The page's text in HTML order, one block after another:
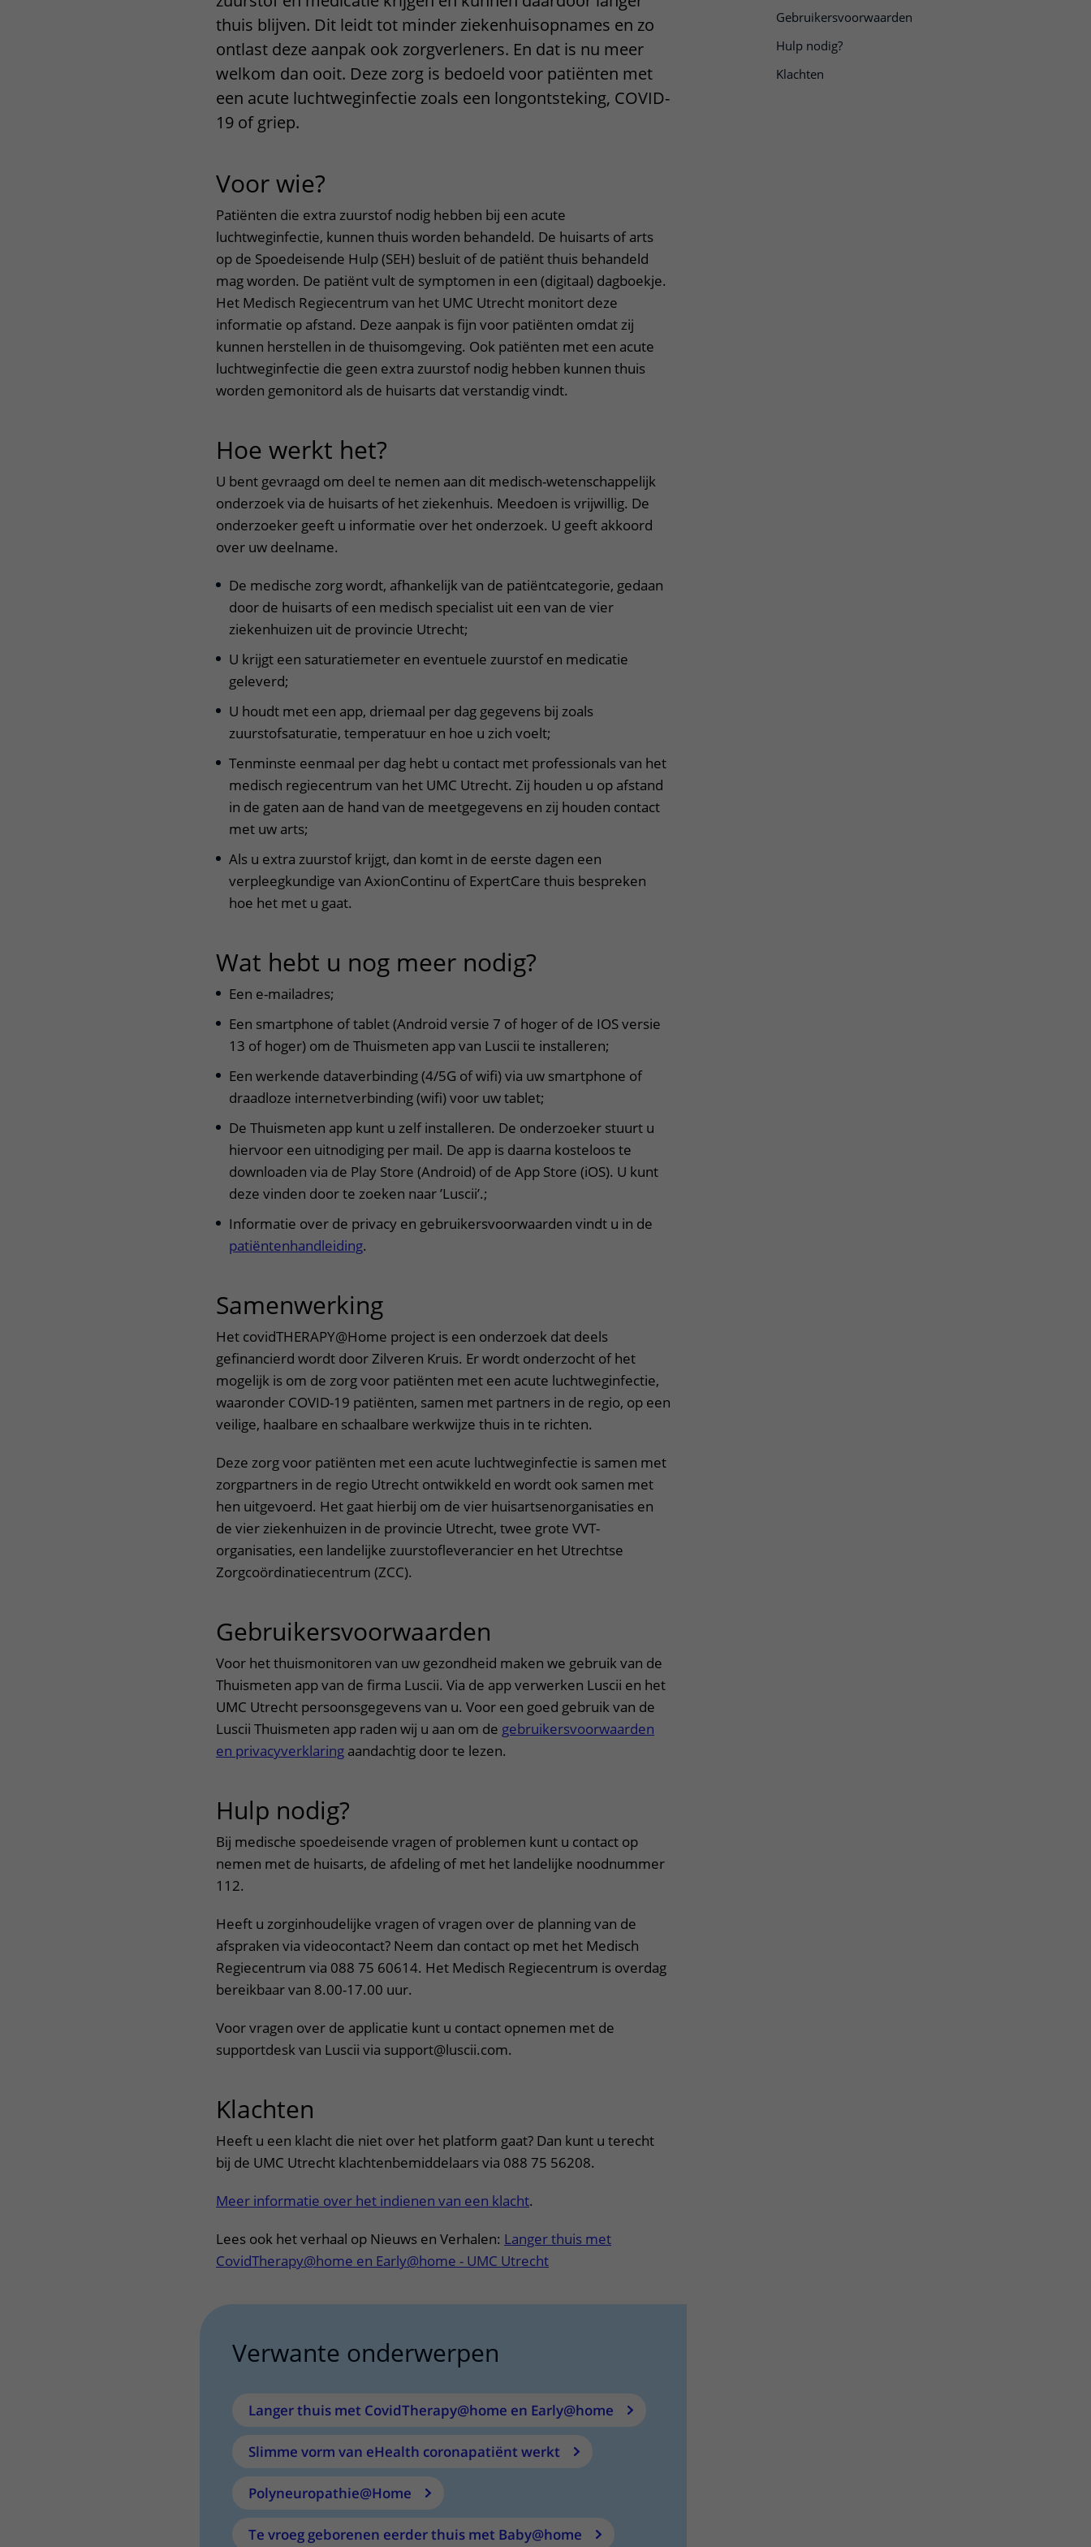
Bezoektijden
Wijzigen patiëntgegevens
Contact met verpleegafdeling
Het Wilhelmina
Kinderziekenhuis
Gebruikersvoorwaarden
Hulp nodig?
Klachten
thuis blijven. Dit leidt tot minder ziekenhuisopnames en zo
ontlast deze aanpak ook zorgverleners. En dat is nu meer
welkom dan ooit. Deze zorg is bedoeld voor patiënten met
een acute luchtweginfectie zoals een longontsteking, COVID-
19 of griep.
Voor wie?
Patiënten die extra zuurstof nodig hebben bij een acute
luchtweginfectie, kunnen thuis worden behandeld. De huisarts of arts
op de Spoedeisende Hulp (SEH) besluit of de patiënt thuis behandeld
mag worden. De patiënt vult de symptomen in een (digitaal) dagboekje.
Het Medisch Regiecentrum van het UMC Utrecht monitort deze
informatie op afstand. Deze aanpak is fijn voor patiënten omdat zij
kunnen herstellen in de thuisomgeving. Ook patiënten met een acute
luchtweginfectie die geen extra zuurstof nodig hebben kunnen thuis
worden gemonitord als de huisarts dat verstandig vindt.
Hoe werkt het?
U bent gevraagd om deel te nemen aan dit medisch-wetenschappelijk
onderzoek via de huisarts of het ziekenhuis. Meedoen is vrijwillig. De
onderzoeker geeft u informatie over het onderzoek. U geeft akkoord
over uw deelname.
De medische zorg wordt, afhankelijk van de patiëntcategorie, gedaan
door de huisarts of een medisch specialist uit een van de vier
ziekenhuizen uit de provincie Utrecht;
U krijgt een saturatiemeter en eventuele zuurstof en medicatie
geleverd;
U houdt met een app, driemaal per dag gegevens bij zoals
zuurstofsaturatie, temperatuur en hoe u zich voelt;
Tenminste eenmaal per dag hebt u contact met professionals van het
medisch regiecentrum van het UMC Utrecht. Zij houden u op afstand
in de gaten aan de hand van de meetgegevens en zij houden contact
met uw arts;
Als u extra zuurstof krijgt, dan komt in de eerste dagen een
verpleegkundige van AxionContinu of ExpertCare thuis bespreken
hoe het met u gaat.
Wat hebt u nog meer nodig?
Een e-mailadres;
Een smartphone of tablet (Android versie 7 of hoger of de IOS versie
13 of hoger) om de Thuismeten app van Luscii te installeren;
Een werkende dataverbinding (4/5G of wifi) via uw smartphone of
draadloze internetverbinding (wifi) voor uw tablet;
De Thuismeten app kunt u zelf installeren. De onderzoeker stuurt u
hiervoor een uitnodiging per mail. De app is daarna kosteloos te
downloaden via de Play Store (Android) of de App Store (iOS). U kunt
deze vinden door te zoeken naar ’Luscii’.;
Informatie over de privacy en gebruikersvoorwaarden vindt u in de
patiëntenhandleiding.
Samenwerking
Het covidTHERAPY@Home project is een onderzoek dat deels
gefinancierd wordt door Zilveren Kruis. Er wordt onderzocht of het
mogelijk is om de zorg voor patiënten met een acute luchtweginfectie,
waaronder COVID-19 patiënten, samen met partners in de regio, op een
veilige, haalbare en schaalbare werkwijze thuis in te richten.
Deze zorg voor patiënten met een acute luchtweginfectie is samen met
zorgpartners in de regio Utrecht ontwikkeld en wordt ook samen met
hen uitgevoerd. Het gaat hierbij om de vier huisartsenorganisaties en
de vier ziekenhuizen in de provincie Utrecht, twee grote VVT-
organisaties, een landelijke zuurstofleverancier en het Utrechtse
Zorgcoördinatiecentrum (ZCC).
Gebruikersvoorwaarden
Voor het thuismonitoren van uw gezondheid maken we gebruik van de
Thuismeten app van de firma Luscii. Via de app verwerken Luscii en het
UMC Utrecht persoonsgegevens van u. Voor een goed gebruik van de
Luscii Thuismeten app raden wij u aan om de gebruikersvoorwaarden
en privacyverklaring aandachtig door te lezen.
Hulp nodig?
Bij medische spoedeisende vragen of problemen kunt u contact op
nemen met de huisarts, de afdeling of met het landelijke noodnummer
112.
Heeft u zorginhoudelijke vragen of vragen over de planning van de
afspraken via videocontact? Neem dan contact op met het Medisch
Regiecentrum via 088 75 60614. Het Medisch Regiecentrum is overdag
bereikbaar van 8.00-17.00 uur.
Voor vragen over de applicatie kunt u contact opnemen met de
supportdesk van Luscii via support@luscii.com.
Klachten
Heeft u een klacht die niet over het platform gaat? Dan kunt u terecht
bij de UMC Utrecht klachtenbemiddelaars via 088 75 56208.
Meer informatie over het indienen van een klacht.
Lees ook het verhaal op Nieuws en Verhalen: Langer thuis met
CovidTherapy@home en Early@home - UMC Utrecht
Verwante onderwerpen
Langer thuis met CovidTherapy@home en Early@home
Slimme vorm van eHealth coronapatiënt werkt
Polyneuropathie@Home
Te vroeg geborenen eerder thuis met Baby@home